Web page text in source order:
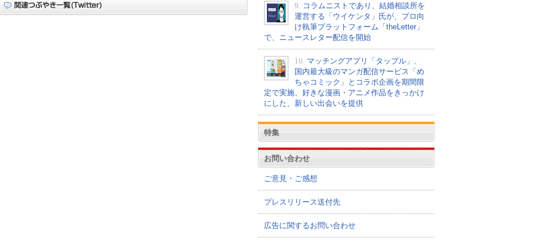
9.
コラムニストであり、結婚相談所を
運営する「ウイケンタ」氏が、プロ向
け執筆プラットフォーム「theLetter」
で、ニュースレター配信を開始
10. マッチングアプリ「タップル」、
国内最大級のマンガ配信サービス「め
ちゃコミック」とコラボ企画を期間限
定で実施、好きな漫画・アニメ作品をきっかけ
にした、新しい出会いを提供
特集
お問い合わせ
ご意見・ご感想
プレスリリース送付先
広告に関するお問い合わせ